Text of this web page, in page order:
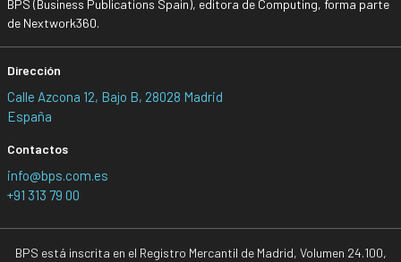
BPS (Business Publications Spain), editora de Computing, forma parte
de Nextwork360.
Dirección
Calle Azcona 12, Bajo B, 28028 Madrid
España
Contactos
info@bps.com.es
+91 313 79 00
BPS está inscrita en el Registro Mercantil de Madrid, Volumen 24.100,